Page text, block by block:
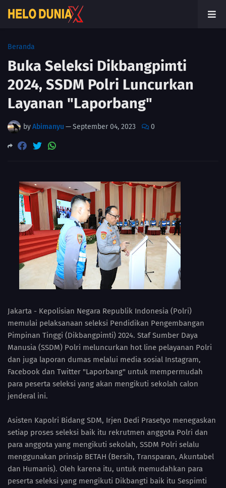
Beranda
Buka Seleksi Dikbangpimti
2024, SSDM Polri Luncurkan
Layanan "Laporbang"
byAbimanyu —September 04, 2023 0
Jakarta - Kepolisian Negara Republik Indonesia (Polri)
memulai pelaksanaan seleksi Pendidikan Pengembangan
Pimpinan Tinggi (Dikbangpimti) 2024. Staf Sumber Daya
Manusia (SSDM) Polri meluncurkan hot line pelayanan Polri
dan juga laporan dumas melalui media sosial Instagram,
Facebook dan Twitter "Laporbang" untuk mempermudah
para peserta seleksi yang akan mengikuti sekolah calon
jenderal ini.
Asisten Kapolri Bidang SDM, Irjen Dedi Prasetyo menegaskan
setiap proses seleksi baik itu rekrutmen anggota Polri dan
para anggota yang mengikuti sekolah, SSDM Polri selalu
menggunakan prinsip BETAH (Bersih, Transparan, Akuntabel
dan Humanis). Oleh karena itu, untuk memudahkan para
peserta seleksi yang mengikuti Dikbangti baik itu Sespimti